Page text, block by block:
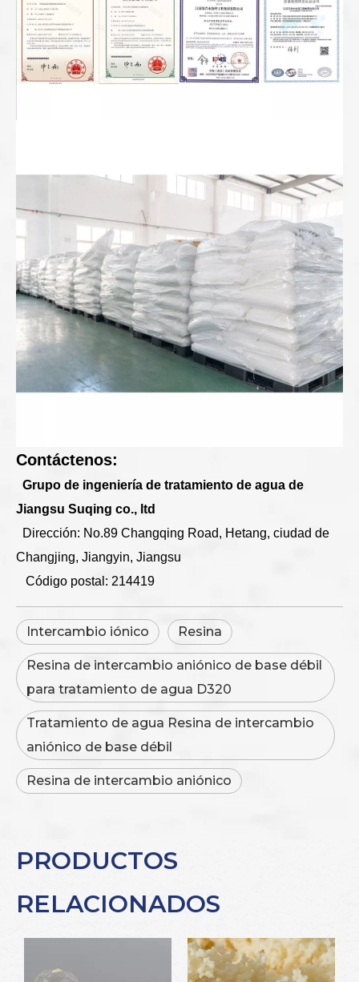
Contáctenos:
Grupo de ingeniería de tratamiento de agua de
Jiangsu Suqing co., ltd
Dirección: No.89 Changqing Road, Hetang, ciudad de
Changjing, Jiangyin, Jiangsu
Código postal: 214419
Intercambio iónico Resina
Resina de intercambio aniónico de base débil
para tratamiento de agua D320
Tratamiento de agua Resina de intercambio
aniónico de base débil
Resina de intercambio aniónico
PRODUCTOS
RELACIONADOS